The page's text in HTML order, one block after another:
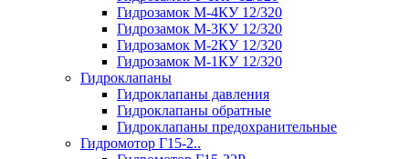
Гидрозамок М-4КУ 12/320
Гидрозамок М-3КУ 12/320
Гидрозамок М-2КУ 12/320
Гидрозамок М-1КУ 12/320
Гидроклапаны
Гидроклапаны давления
Гидроклапаны обратные
Гидроклапаны предохранительные
Гидромотор Г15-2..